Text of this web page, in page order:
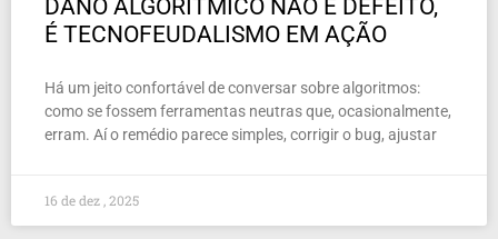
DANO ALGORÍTMICO NÃO É DEFEITO,
É TECNOFEUDALISMO EM AÇÃO
Há um jeito confortável de conversar sobre algoritmos:
como se fossem ferramentas neutras que, ocasionalmente,
erram. Aí o remédio parece simples, corrigir o bug, ajustar
16 de dez , 2025